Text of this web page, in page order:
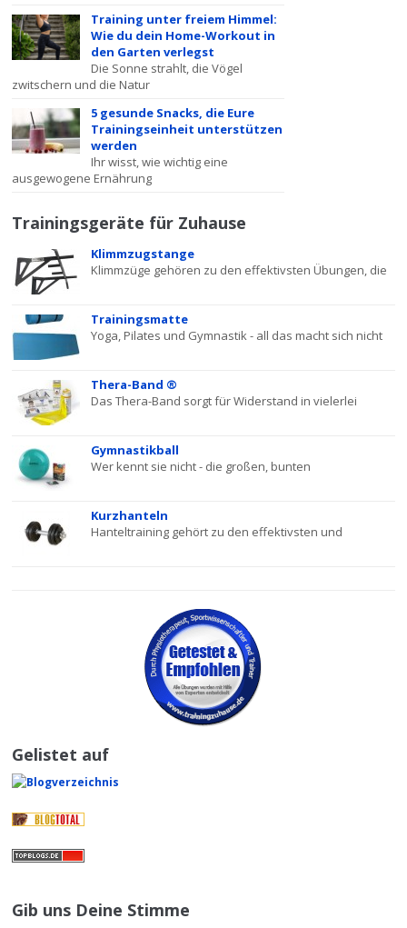
Training unter freiem Himmel:
Wie du dein Home-Workout in
den Garten verlegst
Die Sonne strahlt, die Vögel
zwitschern und die Natur
5 gesunde Snacks, die Eure
Trainingseinheit unterstützen
werden
Ihr wisst, wie wichtig eine
ausgewogene Ernährung
Trainingsgeräte für Zuhause
Klimmzugstange
Klimmzüge gehören zu den effektivsten Übungen, die
Trainingsmatte
Yoga, Pilates und Gymnastik - all das macht sich nicht
Thera-Band ®
Das Thera-Band sorgt für Widerstand in vielerlei
Gymnastikball
Wer kennt sie nicht - die großen, bunten
Kurzhanteln
Hanteltraining gehört zu den effektivsten und
Gelistet auf
Gib uns Deine Stimme